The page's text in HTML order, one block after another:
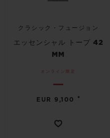
クラシック・フュージョン
エッセンシャル トープ 42
MM
オンライン限定
EUR 9,100 •